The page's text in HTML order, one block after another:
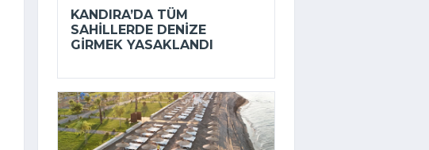
KANDIRA’DA TÜM
SAHILLERDE DENIZE
GIRMEK YASAKLANDI